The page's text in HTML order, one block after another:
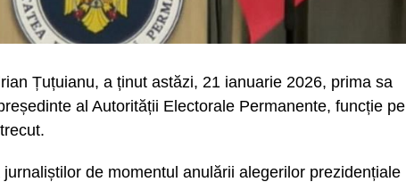
Țuțuianu, a ținut astăzi, 21 ianuarie 2026, prima sa
al Autorității Electorale Permanente, funcție pe
de momentul anulării alegerilor prezidențiale